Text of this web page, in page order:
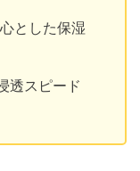
とした保湿
透スピード